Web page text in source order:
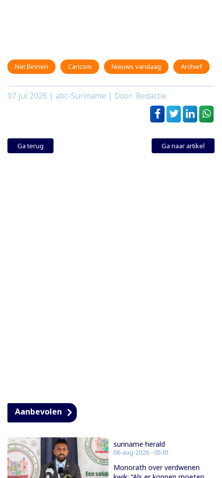
Net Binnen Caricom Nieuws vandaag Archief
07 jul 2026 | abc-Suriname | Door: Redactie
Ga terug Ga naar artikel
Aanbevolen
suriname herald
06-aug-2026 - 05:01
Monorath over verdwenen